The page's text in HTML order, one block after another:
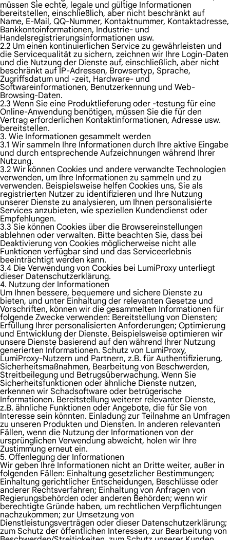
müssen Sie echte, legale und gültige Informationen
bereitstellen, einschließlich, aber nicht beschränkt auf
Name, E-Mail, QQ-Nummer, Kontaktnummer, Kontaktadresse,
Bankkontoinformationen, Industrie- und
Handelsregistrierungsinformationen usw.
2.2 Um einen kontinuierlichen Service zu gewährleisten und
die Servicequalität zu sichern, zeichnen wir Ihre Login-Daten
und die Nutzung der Dienste auf, einschließlich, aber nicht
beschränkt auf IP-Adressen, Browsertyp, Sprache,
Zugriffsdatum und -zeit, Hardware- und
Softwareinformationen, Benutzerkennung und Web-
Browsing-Daten.
2.3 Wenn Sie eine Produktlieferung oder -testung für eine
Online-Anwendung benötigen, müssen Sie die für den
Vertrag erforderlichen Kontaktinformationen, Adresse usw.
bereitstellen.
3. Wie Informationen gesammelt werden
3.1 Wir sammeln Ihre Informationen durch Ihre aktive Eingabe
und durch entsprechende Aufzeichnungen während Ihrer
Nutzung.
3.2 Wir können Cookies und andere verwandte Technologien
verwenden, um Ihre Informationen zu sammeln und zu
verwenden. Beispielsweise helfen Cookies uns, Sie als
registrierten Nutzer zu identifizieren und Ihre Nutzung
unserer Dienste zu analysieren, um Ihnen personalisierte
Services anzubieten, wie speziellen Kundendienst oder
Empfehlungen.
3.3 Sie können Cookies über die Browsereinstellungen
ablehnen oder verwalten. Bitte beachten Sie, dass bei
Deaktivierung von Cookies möglicherweise nicht alle
Funktionen verfügbar sind und das Serviceerlebnis
beeinträchtigt werden kann.
3.4 Die Verwendung von Cookies bei LumiProxy unterliegt
dieser Datenschutzerklärung.
4. Nutzung der Informationen
Um Ihnen bessere, bequemere und sichere Dienste zu
bieten, und unter Einhaltung der relevanten Gesetze und
Vorschriften, können wir die gesammelten Informationen für
folgende Zwecke verwenden: Bereitstellung von Diensten;
Erfüllung Ihrer personalisierten Anforderungen; Optimierung
und Entwicklung der Dienste. Beispielsweise optimieren wir
unsere Dienste basierend auf den während Ihrer Nutzung
generierten Informationen. Schutz von LumiProxy,
LumiProxy-Nutzern und Partnern, z.B. für Authentifizierung,
Sicherheitsmaßnahmen, Bearbeitung von Beschwerden,
Streitbeilegung und Betrugsüberwachung. Wenn Sie
Sicherheitsfunktionen oder ähnliche Dienste nutzen,
erkennen wir Schadsoftware oder betrügerische
Informationen. Bereitstellung weiterer relevanter Dienste,
z.B. ähnliche Funktionen oder Angebote, die für Sie von
Interesse sein könnten. Einladung zur Teilnahme an Umfragen
zu unseren Produkten und Diensten. In anderen relevanten
Fällen, wenn die Nutzung der Informationen von der
ursprünglichen Verwendung abweicht, holen wir Ihre
Zustimmung erneut ein.
5. Offenlegung der Informationen
Wir geben Ihre Informationen nicht an Dritte weiter, außer in
folgenden Fällen: Einhaltung gesetzlicher Bestimmungen;
Einhaltung gerichtlicher Entscheidungen, Beschlüsse oder
anderer Rechtsverfahren; Einhaltung von Anfragen von
Regierungsbehörden oder anderen Behörden; wenn wir
berechtigte Gründe haben, um rechtlichen Verpflichtungen
nachzukommen; zur Umsetzung von
Dienstleistungsverträgen oder dieser Datenschutzerklärung;
zum Schutz der öffentlichen Interessen, zur Bearbeitung von